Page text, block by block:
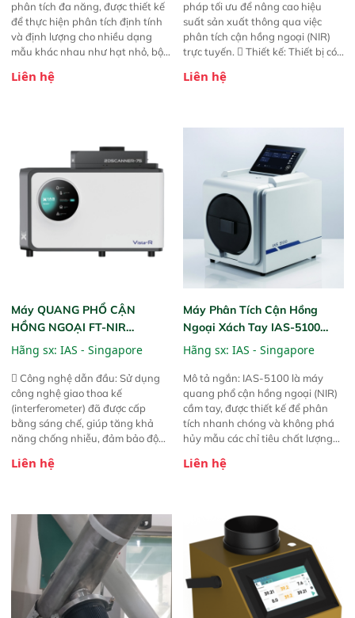
phân tích đa năng, được thiết kế
để thực hiện phân tích định tính
và định lượng cho nhiều dạng
mẫu khác nhau như hạt nhỏ, bột,
này cho phép bất kỳ ai cũng có
thức ăn chăn nuôi, nguyên liệu
thực phẩm, nông sản,..
Liên hệ
pháp tối ưu để nâng cao hiệu
suất sản xuất thông qua việc
phân tích cận hồng ngoại (NIR)
trực tuyến.  Thiết kế: Thiết bị có
hỗ trợ tản nhiệt tăng cường và đã
năng theo dõi thông số theo thời
gian thực và trực quan hóa dữ
liệu để tăng chỉ số ROI cho doanh
Liên hệ
Máy QUANG PHỔ CẬN
HỒNG NGOẠI FT-NIR
Analyzer Vista-R
Hãng sx: IAS - Singapore
 Công nghệ dẫn đầu: Sử dụng
công nghệ giao thoa kế
(interferometer) đã được cấp
bằng sáng chế, giúp tăng khả
năng chống nhiễu, đảm bảo độ
Phạm vi ứng dụng rộng: Đáp ứng
ngành công nghiệp khác nhau. 
Độ nhạy cao: Trang bị đầu dò
InGaAs độ nhạy cao, cung cấp
phản hồi phổ tuyến tính đầy đủ,
đảm bảo độ chính xác và khả
năng lặp lại tối ưu.
Liên hệ
Máy Phân Tích Cận Hồng
Ngoại Xách Tay IAS-5100
(Portable NIR Analyzer)
Hãng sx: IAS - Singapore
Mô tả ngắn: IAS-5100 là máy
quang phổ cận hồng ngoại (NIR)
cầm tay, được thiết kế để phân
tích nhanh chóng và không phá
hủy mẫu các chỉ tiêu chất lượng
Thiết bị linh hoạt cho nhiều kịch
trực tiếp ngoài đồng ruộng.
Liên hệ